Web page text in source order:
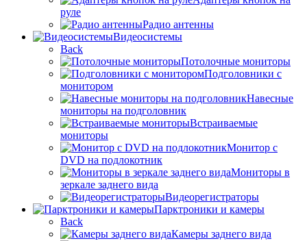
руле
Радио антенны
Видеосистемы
Back
Потолочные мониторы
Подголовники с
монитором
Навесные
мониторы на подголовник
Встраиваемые
мониторы
Монитор с
DVD на подлокотник
Мониторы в
зеркале заднего вида
Видеорегистраторы
Парктроники и камеры
Back
Камеры заднего вида